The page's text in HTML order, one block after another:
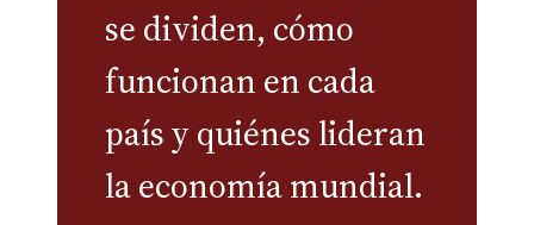
se dividen, cómo
funcionan en cada
país y quiénes lideran
la economía mundial.